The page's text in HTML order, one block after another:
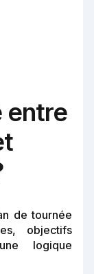
entre
de tournée
objectifs
logique